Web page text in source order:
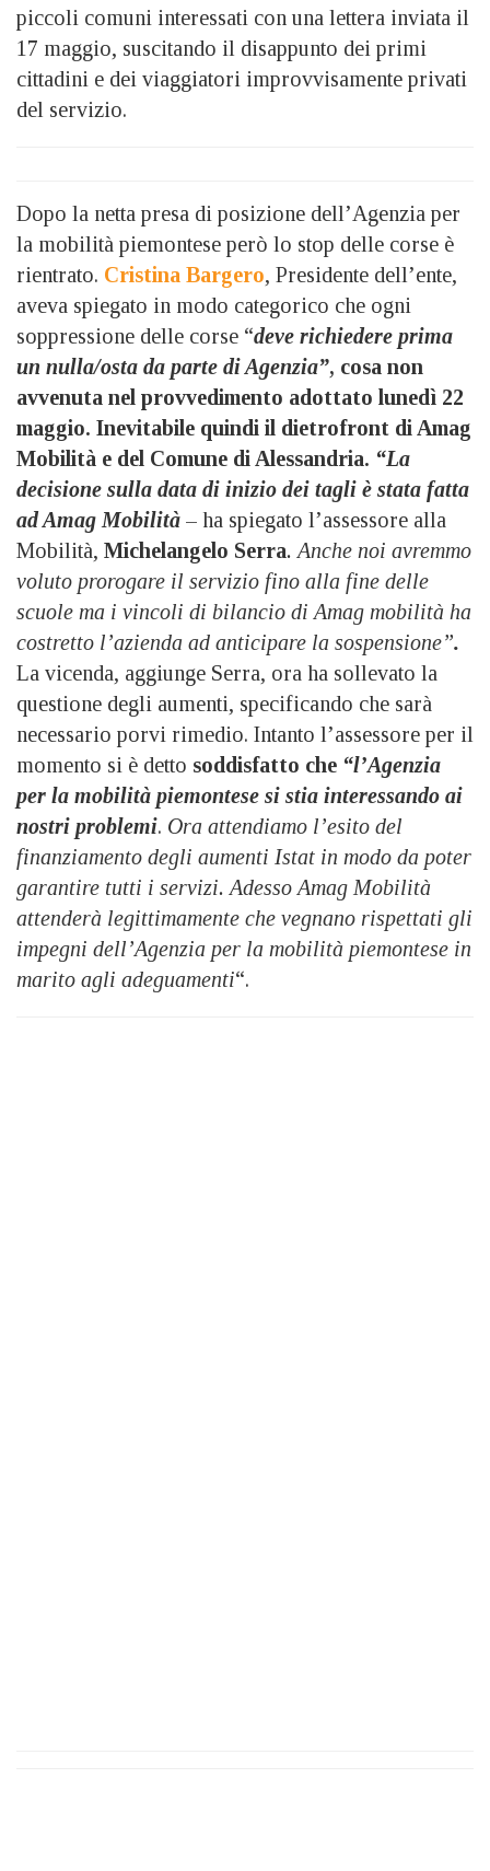
piccoli comuni interessati con una lettera inviata il
17 maggio, suscitando il disappunto dei primi
cittadini e dei viaggiatori improvvisamente privati
del servizio.
Dopo la netta presa di posizione dell’Agenzia per
la mobilità piemontese però lo stop delle corse è
rientrato. Cristina Bargero, Presidente dell’ente,
aveva spiegato in modo categorico che ogni
soppressione delle corse “deve richiedere prima
un nulla/osta da parte di Agenzia”, cosa non
avvenuta nel provvedimento adottato lunedì 22
maggio. Inevitabile quindi il dietrofront di Amag
Mobilità e del Comune di Alessandria. “La
decisione sulla data di inizio dei tagli è stata fatta
ad Amag Mobilità – ha spiegato l’assessore alla
Mobilità, Michelangelo Serra. Anche noi avremmo
voluto prorogare il servizio fino alla fine delle
scuole ma i vincoli di bilancio di Amag mobilità ha
costretto l’azienda ad anticipare la sospensione”.
La vicenda, aggiunge Serra, ora ha sollevato la
questione degli aumenti, specificando che sarà
necessario porvi rimedio. Intanto l’assessore per il
momento si è detto soddisfatto che “l’Agenzia
per la mobilità piemontese si stia interessando ai
nostri problemi. Ora attendiamo l’esito del
finanziamento degli aumenti Istat in modo da poter
garantire tutti i servizi. Adesso Amag Mobilità
attenderà legittimamente che vegnano rispettati gli
impegni dell’Agenzia per la mobilità piemontese in
marito agli adeguamenti“.